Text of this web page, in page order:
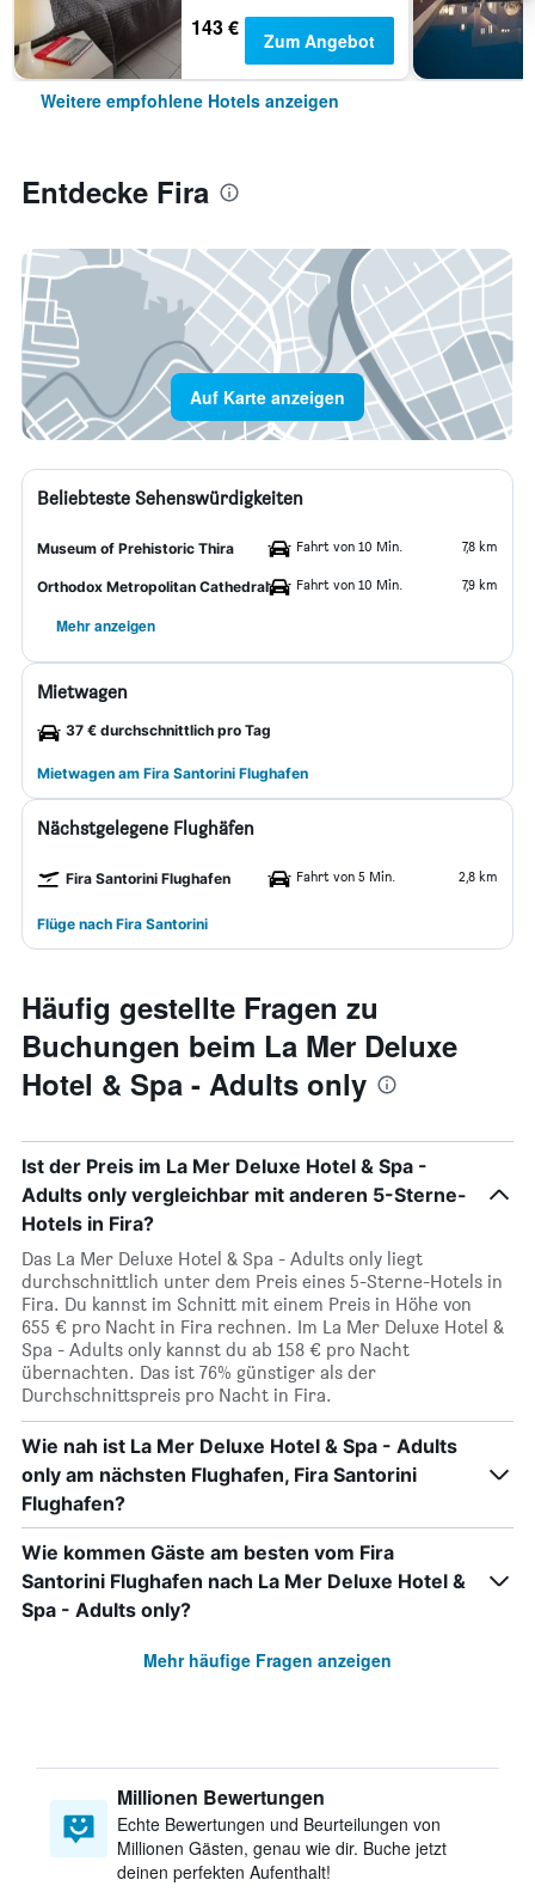
143 € Zum Angebot
Weitere empfohlene Hotels anzeigen
Entdecke Fira
Auf Karte anzeigen
Beliebteste Sehenswürdigkeiten
Museum of Prehistoric Thira Fahrt von 10 Min. 7,8 km
Orthodox Metropolitan Cathedral Fahrt von 10 Min. 7,9 km
Mehr anzeigen
Mietwagen
37 € durchschnittlich pro Tag
Mietwagen am Fira Santorini Flughafen
Nächstgelegene Flughäfen
Fira Santorini Flughafen Fahrt von 5 Min. 2,8 km
Flüge nach Fira Santorini
Häufig gestellte Fragen zu
Buchungen beim La Mer Deluxe
Hotel & Spa - Adults only
Ist der Preis im La Mer Deluxe Hotel & Spa -
Adults only vergleichbar mit anderen 5-Sterne-
Hotels in Fira?
Das La Mer Deluxe Hotel & Spa - Adults only liegt
durchschnittlich unter dem Preis eines 5-Sterne-Hotels in
Fira. Du kannst im Schnitt mit einem Preis in Höhe von
655 € pro Nacht in Fira rechnen. Im La Mer Deluxe Hotel &
Spa - Adults only kannst du ab 158 € pro Nacht
übernachten. Das ist 76% günstiger als der
Durchschnittspreis pro Nacht in Fira.
Wie nah ist La Mer Deluxe Hotel & Spa - Adults
only am nächsten Flughafen, Fira Santorini
Flughafen?
Wie kommen Gäste am besten vom Fira
Santorini Flughafen nach La Mer Deluxe Hotel &
Spa - Adults only?
Mehr häufige Fragen anzeigen
Millionen Bewertungen
Echte Bewertungen und Beurteilungen von
Millionen Gästen, genau wie dir. Buche jetzt
deinen perfekten Aufenthalt!